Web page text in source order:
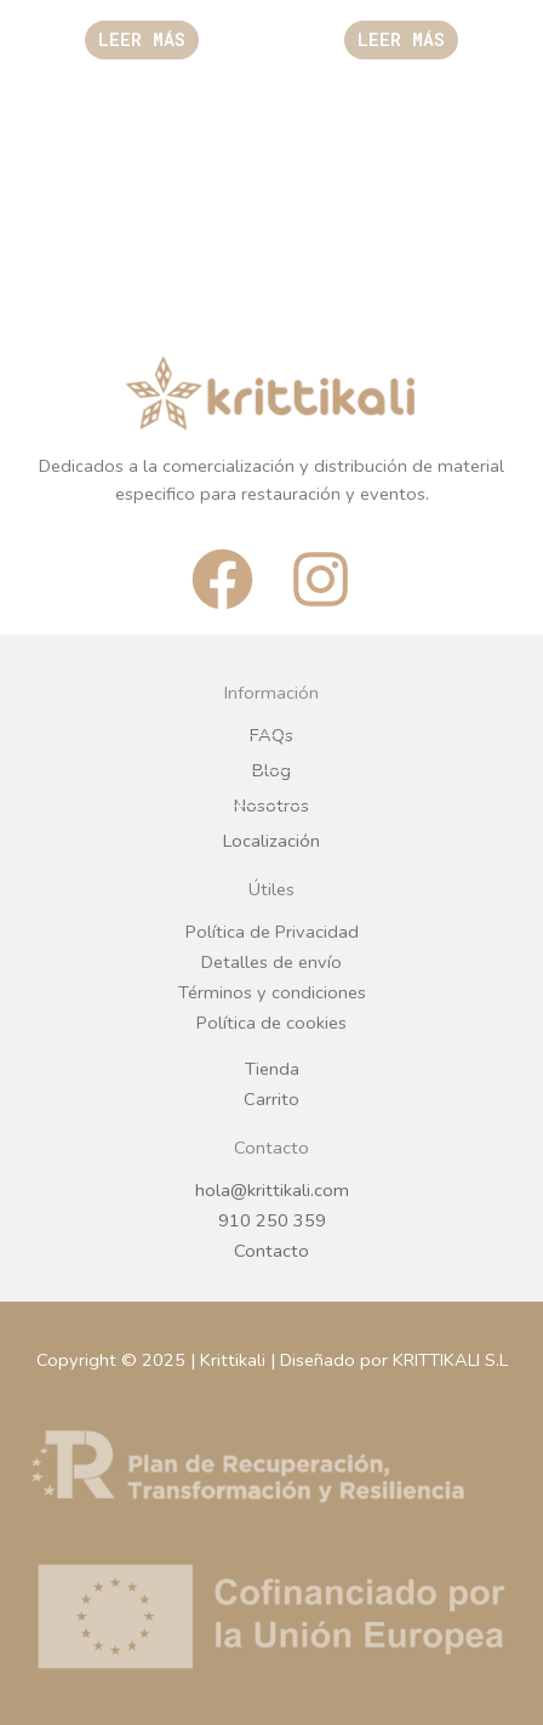
LEER MÁS LEER MÁS
Dedicados a la comercialización y distribución de material
especifico para restauración y eventos.
F
a
c
e
b
o
o
k
I
n
g
r
a
Información
FAQs
Blog
Nosotros
Localización
Útiles
Política de Privacidad
Detalles de envío
Términos y condiciones
Política de cookies
Tienda
Carrito
Contacto
hola@krittikali.com
910 250 359
Contacto
Copyright © 2025 | Krittikali | Diseñado por KRITTIKALI S.L